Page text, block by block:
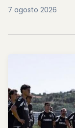
7 agosto 2026